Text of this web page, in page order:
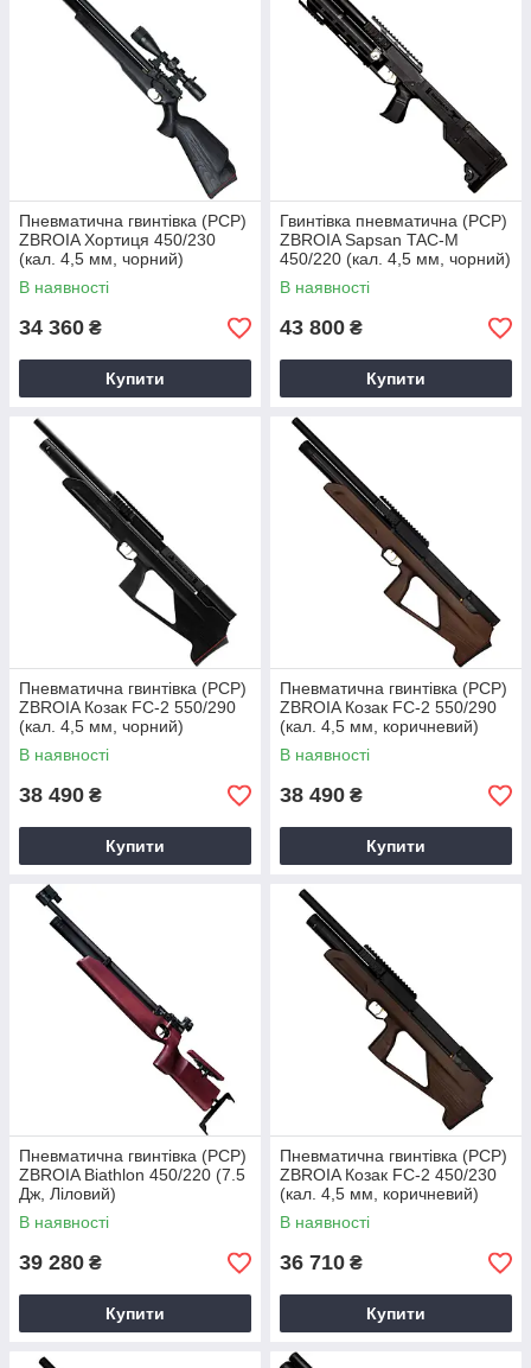
Пневматична гвинтівка (РСР)
ZBROIA Хортиця 450/230
(кал. 4,5 мм, чорний)
В наявності
34 360 ₴
Купити
Гвинтівка пневматична (PCP)
ZBROIA Sapsan TAC-M
450/220 (кал. 4,5 мм, чорний)
В наявності
43 800 ₴
Купити
Пневматична гвинтівка (PCP)
ZBROIA Козак FC-2 550/290
(кал. 4,5 мм, чорний)
В наявності
38 490 ₴
Купити
Пневматична гвинтівка (PCP)
ZBROIA Козак FC-2 550/290
(кал. 4,5 мм, коричневий)
В наявності
38 490 ₴
Купити
Пневматична гвинтівка (РСР)
ZBROIA Biathlon 450/220 (7.5
Дж, Ліловий)
В наявності
39 280 ₴
Купити
Пневматична гвинтівка (PCP)
ZBROIA Козак FC-2 450/230
(кал. 4,5 мм, коричневий)
В наявності
36 710 ₴
Купити